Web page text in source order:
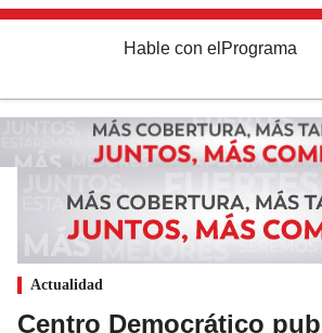
Hable con el Programa
Actualidad
Centro Democrático